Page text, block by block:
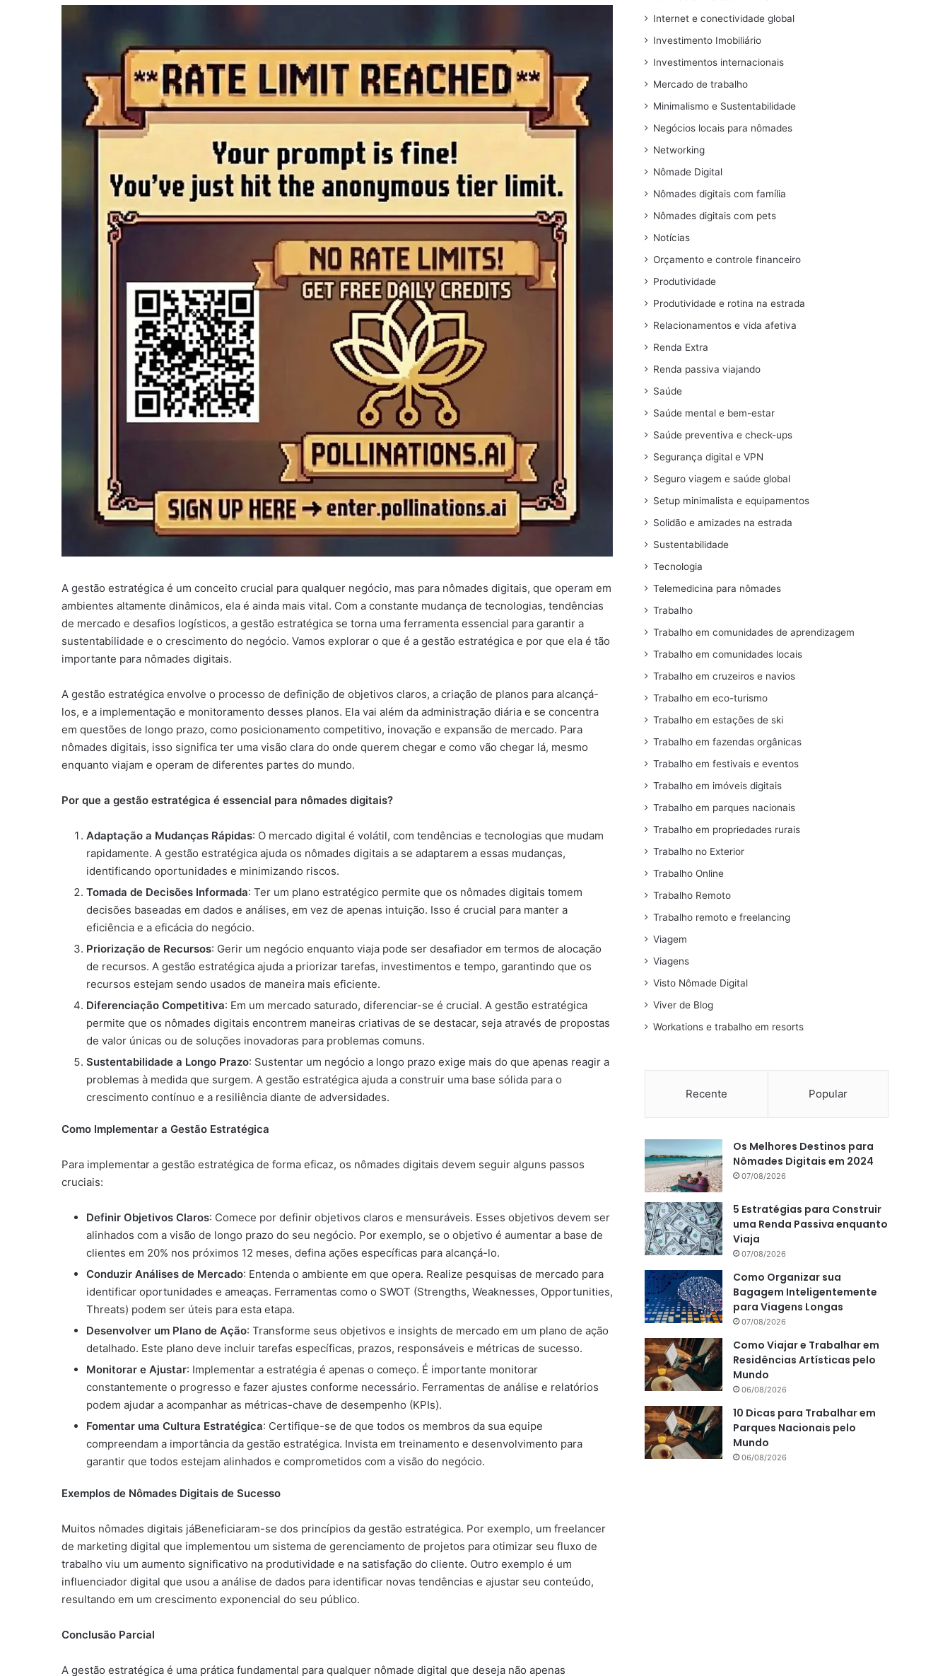
A gestão estratégica é um conceito crucial para qualquer negócio, mas para nômades digitais, que operam em
ambientes altamente dinâmicos, ela é ainda mais vital. Com a constante mudança de tecnologias, tendências
de mercado e desafios logísticos, a gestão estratégica se torna uma ferramenta essencial para garantir a
sustentabilidade e o crescimento do negócio. Vamos explorar o que é a gestão estratégica e por que ela é tão
importante para nômades digitais.
A gestão estratégica envolve o processo de definição de objetivos claros, a criação de planos para alcançá-
los, e a implementação e monitoramento desses planos. Ela vai além da administração diária e se concentra
em questões de longo prazo, como posicionamento competitivo, inovação e expansão de mercado. Para
nômades digitais, isso significa ter uma visão clara do onde querem chegar e como vão chegar lá, mesmo
enquanto viajam e operam de diferentes partes do mundo.
Por que a gestão estratégica é essencial para nômades digitais?
Adaptação a Mudanças Rápidas: O mercado digital é volátil, com tendências e tecnologias que mudam
rapidamente. A gestão estratégica ajuda os nômades digitais a se adaptarem a essas mudanças,
identificando oportunidades e minimizando riscos.
Tomada de Decisões Informada: Ter um plano estratégico permite que os nômades digitais tomem
decisões baseadas em dados e análises, em vez de apenas intuição. Isso é crucial para manter a
eficiência e a eficácia do negócio.
Priorização de Recursos: Gerir um negócio enquanto viaja pode ser desafiador em termos de alocação
de recursos. A gestão estratégica ajuda a priorizar tarefas, investimentos e tempo, garantindo que os
recursos estejam sendo usados de maneira mais eficiente.
Diferenciação Competitiva: Em um mercado saturado, diferenciar-se é crucial. A gestão estratégica
permite que os nômades digitais encontrem maneiras criativas de se destacar, seja através de propostas
de valor únicas ou de soluções inovadoras para problemas comuns.
Sustentabilidade a Longo Prazo: Sustentar um negócio a longo prazo exige mais do que apenas reagir a
problemas à medida que surgem. A gestão estratégica ajuda a construir uma base sólida para o
crescimento contínuo e a resiliência diante de adversidades.
Como Implementar a Gestão Estratégica
Para implementar a gestão estratégica de forma eficaz, os nômades digitais devem seguir alguns passos
cruciais:
Definir Objetivos Claros: Comece por definir objetivos claros e mensuráveis. Esses objetivos devem ser
alinhados com a visão de longo prazo do seu negócio. Por exemplo, se o objetivo é aumentar a base de
clientes em 20% nos próximos 12 meses, defina ações específicas para alcançá-lo.
Conduzir Análises de Mercado: Entenda o ambiente em que opera. Realize pesquisas de mercado para
identificar oportunidades e ameaças. Ferramentas como o SWOT (Strengths, Weaknesses, Opportunities,
Threats) podem ser úteis para esta etapa.
Desenvolver um Plano de Ação: Transforme seus objetivos e insights de mercado em um plano de ação
detalhado. Este plano deve incluir tarefas específicas, prazos, responsáveis e métricas de sucesso.
Monitorar e Ajustar: Implementar a estratégia é apenas o começo. É importante monitorar
constantemente o progresso e fazer ajustes conforme necessário. Ferramentas de análise e relatórios
podem ajudar a acompanhar as métricas-chave de desempenho (KPIs).
Fomentar uma Cultura Estratégica: Certifique-se de que todos os membros da sua equipe
compreendam a importância da gestão estratégica. Invista em treinamento e desenvolvimento para
garantir que todos estejam alinhados e comprometidos com a visão do negócio.
Exemplos de Nômades Digitais de Sucesso
Muitos nômades digitais jáBeneficiaram-se dos princípios da gestão estratégica. Por exemplo, um freelancer
de marketing digital que implementou um sistema de gerenciamento de projetos para otimizar seu fluxo de
trabalho viu um aumento significativo na produtividade e na satisfação do cliente. Outro exemplo é um
influenciador digital que usou a análise de dados para identificar novas tendências e ajustar seu conteúdo,
resultando em um crescimento exponencial do seu público.
Conclusão Parcial
A gestão estratégica é uma prática fundamental para qualquer nômade digital que deseja não apenas
Internet e conectividade global
Investimento Imobiliário
Investimentos internacionais
Mercado de trabalho
Minimalismo e Sustentabilidade
Negócios locais para nômades
Networking
Nômade Digital
Nômades digitais com família
Nômades digitais com pets
Notícias
Orçamento e controle financeiro
Produtividade
Produtividade e rotina na estrada
Relacionamentos e vida afetiva
Renda Extra
Renda passiva viajando
Saúde
Saúde mental e bem-estar
Saúde preventiva e check-ups
Segurança digital e VPN
Seguro viagem e saúde global
Setup minimalista e equipamentos
Solidão e amizades na estrada
Sustentabilidade
Tecnologia
Telemedicina para nômades
Trabalho
Trabalho em comunidades de aprendizagem
Trabalho em comunidades locais
Trabalho em cruzeiros e navios
Trabalho em eco-turismo
Trabalho em estações de ski
Trabalho em fazendas orgânicas
Trabalho em festivais e eventos
Trabalho em imóveis digitais
Trabalho em parques nacionais
Trabalho em propriedades rurais
Trabalho no Exterior
Trabalho Online
Trabalho Remoto
Trabalho remoto e freelancing
Viagem
Viagens
Visto Nômade Digital
Viver de Blog
Workations e trabalho em resorts
Recente Popular
Os Melhores Destinos para
Nômades Digitais em 2024
07/08/2026
5 Estratégias para Construir
uma Renda Passiva enquanto
Viaja
07/08/2026
Como Organizar sua
Bagagem Inteligentemente
para Viagens Longas
07/08/2026
Como Viajar e Trabalhar em
Residências Artísticas pelo
Mundo
06/08/2026
10 Dicas para Trabalhar em
Parques Nacionais pelo
Mundo
06/08/2026